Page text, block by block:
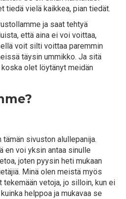
tiedä vielä kaikkea, pian tiedät.
ja saat tehtyä
että aina ei voi voittaa,
voit silti voittaa paremmin
täysin ummikko. Ja sitä
olet löytänyt meidän
sivuston alullepanija.
en voi yksin antaa sinulle
joten pyysin heti mukaan
Minä olen meistä myös
tekemään vetoja, jo silloin, kun ei
helppoa ja mukavaa se